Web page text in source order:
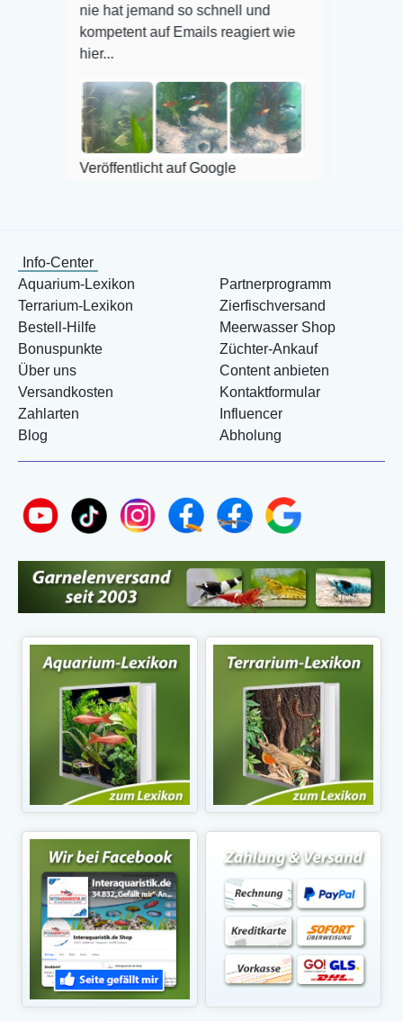
nie hat jemand so schnell und
kompetent auf Emails reagiert wie
Veröffentlicht auf Google
Info-Center
Aquarium-Lexikon
Terrarium-Lexikon
Bestell-Hilfe
Bonuspunkte
Über uns
Versandkosten
Zahlarten
Blog
Partnerprogramm
Zierfischversand
Meerwasser Shop
Züchter-Ankauf
Content anbieten
Kontaktformular
Influencer
Abholung